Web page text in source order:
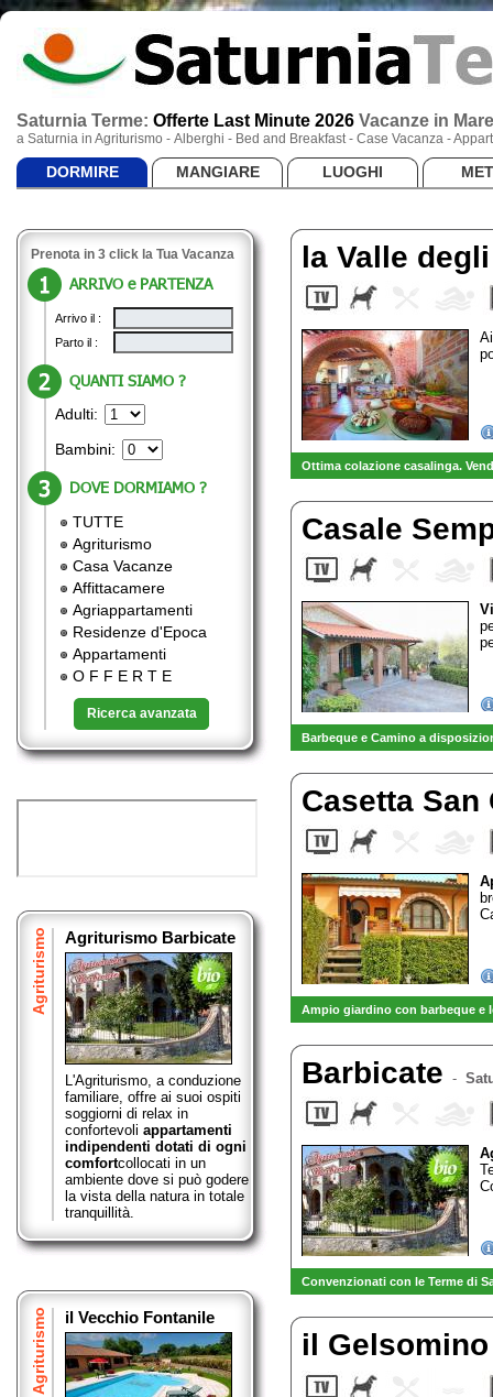
Saturnia Terme: Offerte Last Minute 2026 Vacanze in
a Saturnia in Agriturismo - Alberghi - Bed and Breakfast - Case Vacanza -
DORMIRE MANGIARE LUOGHI
Prenota in 3 click la Tua Vacanza
ARRIVO e PARTENZA
Arrivo il :
Parto il :
QUANTI SIAMO ?
Adulti:
Bambini:
DOVE DORMIAMO ?
TUTTE
Agriturismo
Casa Vacanze
Affittacamere
Agriappartamenti
Residenze d'Epoca
Appartamenti
O F F E R T E
Ricerca avanzata
Agriturismo Agriturismo Barbicate
L'Agriturismo, a conduzione
familiare, offre ai suoi ospiti
soggiorni di relax in
confortevoli appartamenti
indipendenti dotati di ogni
comfortcollocati in un
ambiente dove si può godere
la vista della natura in totale
tranquillità.
Agriturismo il Vecchio Fontanile
la Valle
Ottima colazione casalinga.
Casale
Barbeque e Camino a
Casetta
Ampio giardino con barbeque e
Barbicate -
Convenzionati con le Terme di
il